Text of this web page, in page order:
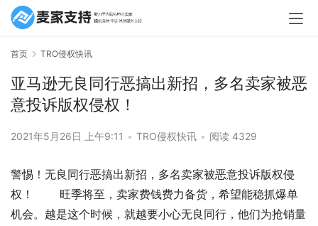
首页 TRO侵权快讯
亚马逊无良同行恶搞出新招，多名卖家被恶
意投诉版权侵权！
2021年5月26日 上午9:11 • TRO侵权快讯 • 阅读 4329
警惕！无良同行恶搞出新招，多名卖家被恶意投诉版权侵
权！ 旺季将至，卖家费钱费力备货，希望能稳抓爆单
机会。越是这个时候，就越要小心无良同行，他们为抢销量